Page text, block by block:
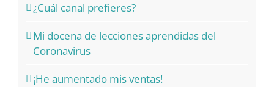
¿Cuál canal prefieres?
Mi docena de lecciones aprendidas del
Coronavirus
¡He aumentado mis ventas!